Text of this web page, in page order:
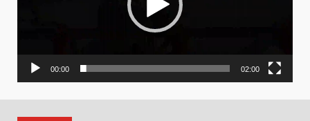
00:00 02:00